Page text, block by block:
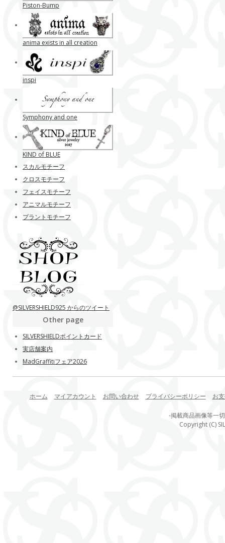
Piston-Bump
anima exists in all creation
inspi
Symphony and one
KIND of BLUE
スカルモチーフ
クロスモチーフ
フェイスモチーフ
アニマルモチーフ
プラントモチーフ
@SILVERSHIELD925 からのツイート
Other page
SILVERSHIELDポイントカード
実店舗案内
MadGraffitiフェア2026
ホーム マイアカウント お問い合わせ プライバシーポリシー お
-掲載商品画像等一
Copyright (C)